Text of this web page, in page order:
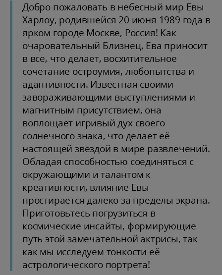
Добро пожаловать в небесный мир Евы
Харлоу, родившейся 20 июня 1989 года в
ярком городе Москве, Россия! Как
очаровательный Близнец, Ева приносит
в все, что делает, восхитительное
сочетание остроумия, любопытства и
адаптивности. Известная своими
завораживающими выступлениями и
магнитным присутствием, она
воплощает игривый дух своего
солнечного знака, что делает её
настоящей звездой в мире развлечений.
Обладая способностью соединяться с
окружающими и талантом к
креативности, влияние Евы
простирается далеко за пределы экрана.
Приготовьтесь погрузиться в
космические инсайты, формирующие
путь этой замечательной актрисы, так
как мы исследуем тонкости её
астрологического портрета!